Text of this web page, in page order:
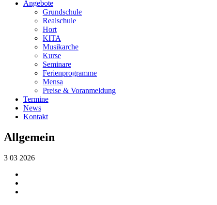
Angebote
Grundschule
Realschule
Hort
KITA
Musikarche
Kurse
Seminare
Ferienprogramme
Mensa
Preise & Voranmeldung
Termine
News
Kontakt
Allgemein
3 03 2026